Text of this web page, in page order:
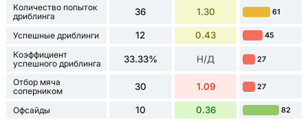
Количество попыток
дриблинга
36 1.30 61
Успешные дриблинги 12 0.43 45
Коэффициент
успешного дриблинга
33.33% Н/Д 27
Отбор мяча
соперником
30 1.09 27
Офсайды 10 0.36 82